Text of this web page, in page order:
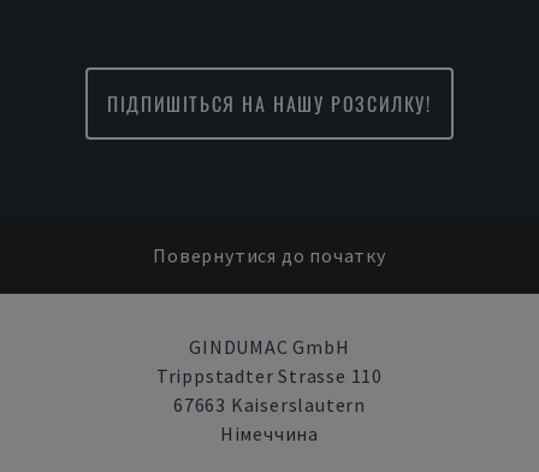
ПІДПИШІТЬСЯ НА НАШУ РОЗСИЛКУ!
Повернутися до початку
GINDUMAC GmbH
Trippstadter Strasse 110
67663 Kaiserslautern
Німеччина